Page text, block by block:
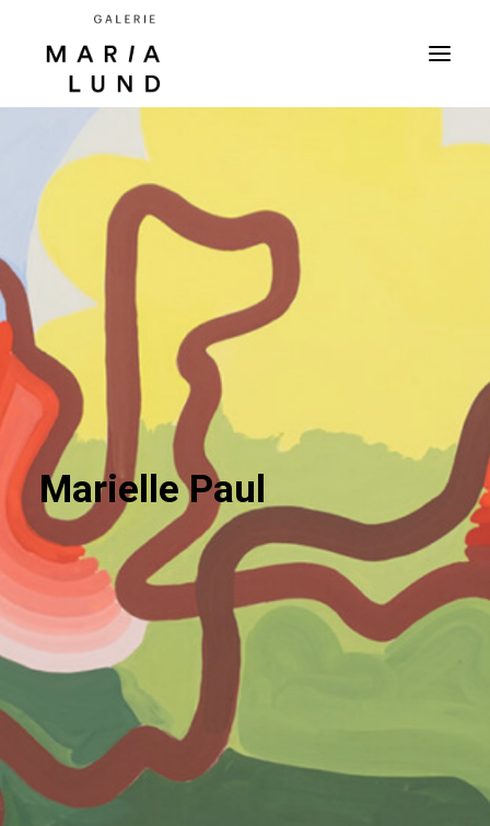
Marielle Paul